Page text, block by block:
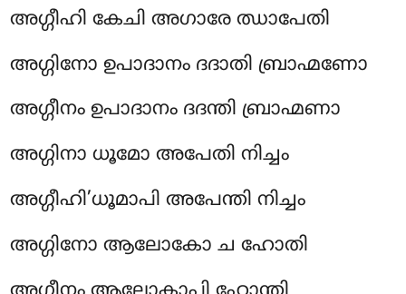
അഗ്ഗീഹി കേചി അഗാരേ ഝാപേതി
അഗ്ഗിനോ ഉപാദാനം ദദാതി ബ്രാഹ്മണോ
അഗ്ഗീനം ഉപാദാനം ദദന്തി ബ്രാഹ്മണാ
അഗ്ഗിനാ ധൂമോ അപേതി നിച്ചം
അഗ്ഗീഹി’ധൂമാപി അപേന്തി നിച്ചം
അഗ്ഗിനോ ആലോകോ ച ഹോതി